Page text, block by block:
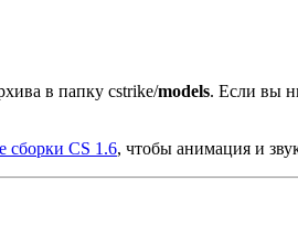
в папку cstrike/models. Если вы
сборки CS 1.6, чтобы анимация и